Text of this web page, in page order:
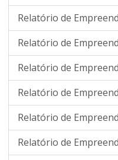
Relatório de
Relatório de
Relatório de
Relatório de
Relatório de
Relatório de